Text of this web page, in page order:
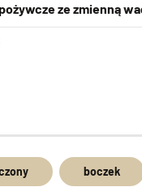
ze zmienną
boczek